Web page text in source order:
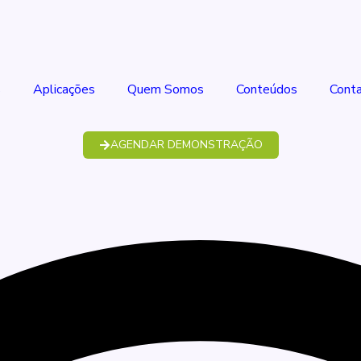
Aplicações Quem Somos Conteúdos
AGENDAR DEMONSTRAÇÃO